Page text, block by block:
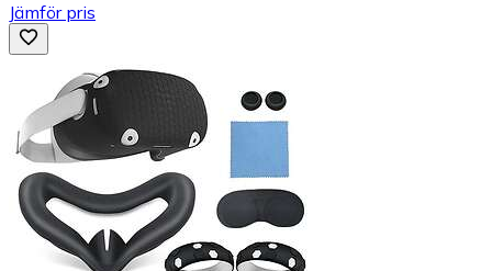
Jämför pris